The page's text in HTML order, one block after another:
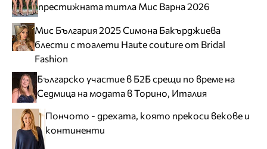
престижната титла Мис Варна 2026
Мис България 2025 Симона Бакърджиева
блести с тоалети Haute couture от Bridal
Fashion
Българско участие в Б2Б срещи по време на
Седмица на модата в Торино, Италия
Пончото - дрехата, която прекоси векове и
континенти